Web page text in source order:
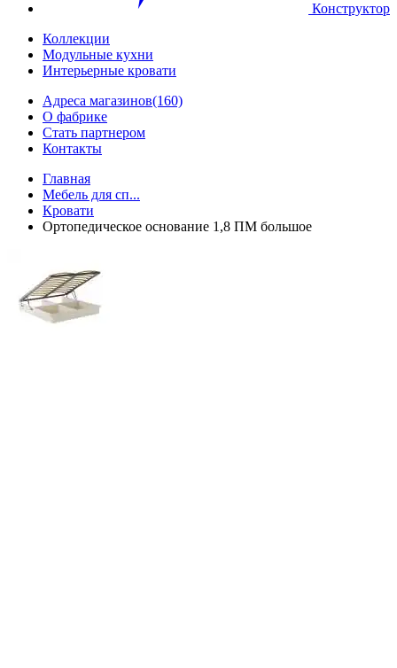
Конструктор
Коллекции
Модульные кухни
Интерьерные кровати
Адреса магазинов(160)
О фабрике
Стать партнером
Контакты
Главная
Мебель для сп...
Кровати
Ортопедическое основание 1,8 ПМ большое